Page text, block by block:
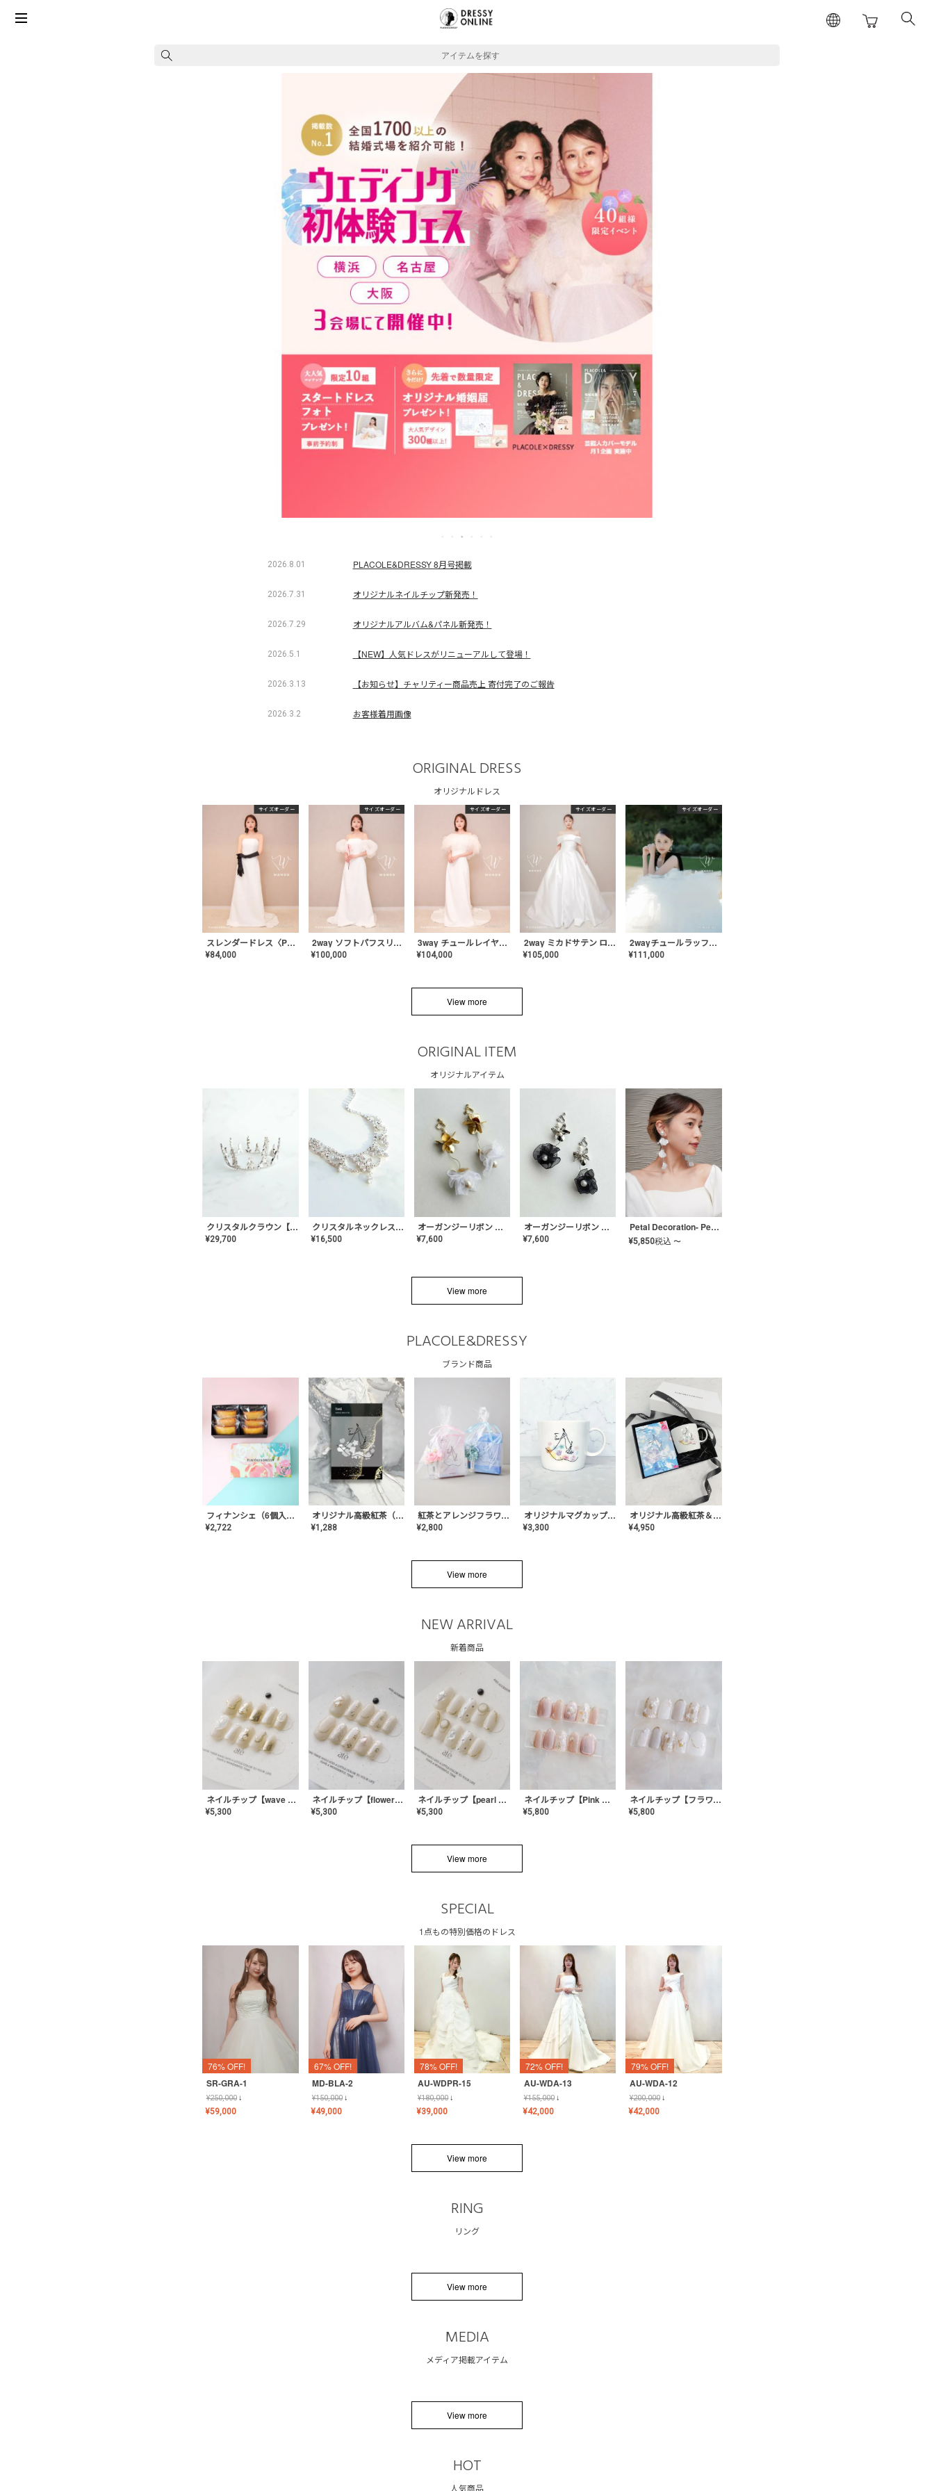
アイテムを探す
2026.8.01 PLACOLE&DRESSY 8月号掲載
2026.7.31 オリジナルネイルチップ新発売！
2026.7.29 オリジナルアルバム&パネル新発売！
2026.5.1 【NEW】人気ドレスがリニューアルして登場！
2026.3.13 【お知らせ】チャリティー商品売上 寄付完了のご報告
2026.3.2 お客様着用画像
ORIGINAL DRESS
オリジナルドレス
サイズオーダー
スレンダードレス〈PD-WDOR-2110〉
¥84,000
サイズオーダー
2way ソフトパフスリーブ スレンダードレス〈PD-WDOR-2112〉
¥100,000
サイズオーダー
3way チュールレイヤーオフショルダー スレンダードレス〈PD-WDOR-2111〉
¥104,000
サイズオーダー
2way ミカドサテン ロールカラードレス〈PD-WDOR-511〉
¥105,000
サイズオーダー
2wayチュールラッフルドレス〈PD-WDOR-341〉
¥111,000
View more
ORIGINAL ITEM
オリジナルアイテム
クリスタルクラウン【MA-COHD-01】韓国風クラウン/ウェディングクラウン/ティアラ
¥29,700
クリスタルネックレス-Lace【MA-CONL-02】
¥16,500
オーガンジーリボン バレリーナイヤリング&ピアス【White】〈PV-COER-12〉
¥7,600
オーガンジーリボン バレリーナイヤリング&ピアス【Black】〈PV-COER-11〉
¥7,600
Petal Decoration- Pearl【JA-COER-3】
¥5,850税込 〜
View more
PLACOLE&DRESSY
ブランド商品
フィナンシェ（6個入り）
¥2,722
オリジナル高級紅茶（TIME/タイム）【ギフト/プチギフト/プレゼント/内祝い/結婚式/オリジナル配合/高品質/ハーブティー/茶葉/記念日/お返し/手土産/美容/おしゃれ】
¥1,288
紅茶とアレンジフラワーのセット
¥2,800
オリジナルマグカップ【AT-TW-03】ギフトセット有/プレゼント/内祝い/結婚式/ペア/食器/テーブルウェア/記念日/お返し/特別/高級/おしゃれ
¥3,300
オリジナル高級紅茶＆マグカップ ギフト【AT-GF-02】ギフトセット/プレゼント/内祝い/結婚式/ハーブティー/高品質/マグカップ/食器/記念日/お返し/手土産/美容/おしゃれ
¥4,950
View more
NEW ARRIVAL
新着商品
ネイルチップ【wave mirror】AE-CONA-04
¥5,300
ネイルチップ【flower shell】AE-CONA-03
¥5,300
ネイルチップ【pearl bijou】AE-CONA-02
¥5,300
ネイルチップ【Pink Glow Nail】MK-CONA-04
¥5,800
ネイルチップ【フラワーシフォンネイル】MK-CONA-03
¥5,800
View more
SPECIAL
1点もの特別価格のドレス
76% OFF!
SR-GRA-1
¥250,000↓
¥59,000
67% OFF!
MD-BLA-2
¥150,000↓
¥49,000
78% OFF!
AU-WDPR-15
¥180,000↓
¥39,000
72% OFF!
AU-WDA-13
¥155,000↓
¥42,000
79% OFF!
AU-WDA-12
¥200,000↓
¥42,000
View more
RING
リング
View more
MEDIA
メディア掲載アイテム
View more
HOT
人気商品